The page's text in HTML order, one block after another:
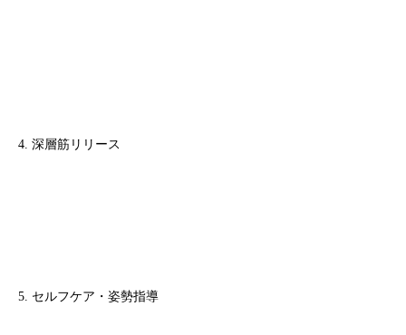
4. 深層筋リリース
5. セルフケア・姿勢指導